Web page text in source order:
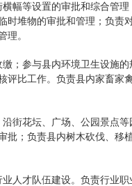
幅等设置的审批和综合管
堆物的审批和管理；负责
理。
；参与县内环境卫生设施
比工作。负责县内家畜家
街花坛、广场、公园景点
批；负责县内树木砍伐、移
人才队伍建设。负责行业